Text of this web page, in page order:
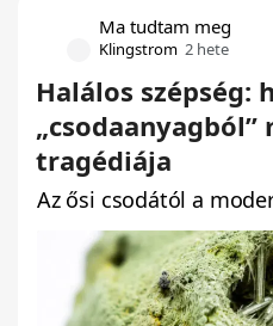
Ma tudtam meg
Klingstrom 2 hete
Halálos szépség:
tragédiája
Az ősi csodától a